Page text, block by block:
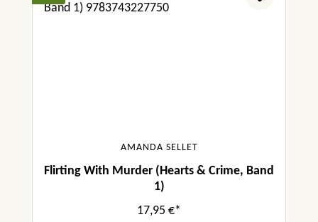
AMANDA SELLET
Flirting With Murder (Hearts & Crime, Band
1)
17,95 €*